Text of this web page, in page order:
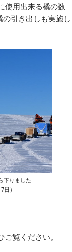
使用出来る橇の数
引き出しも実施し
下りました
）
覧ください。